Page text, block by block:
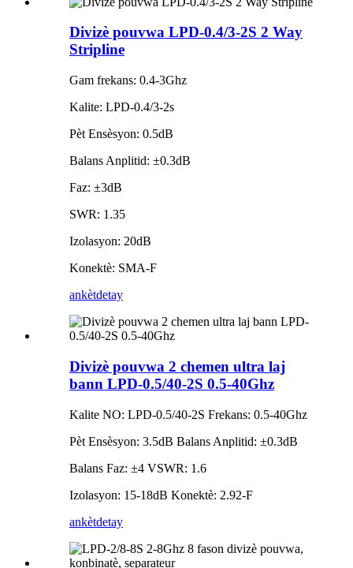
Divizè pouvwa LPD-0.4/3-2S 2 Way
Stripline
Gam frekans: 0.4-3Ghz
Kalite: LPD-0.4/3-2s
Pèt Ensèsyon: 0.5dB
Balans Anplitid: ±0.3dB
Faz: ±3dB
SWR: 1.35
Izolasyon: 20dB
Konektè: SMA-F
ankètdetay
Divizè pouvwa 2 chemen ultra laj
bann LPD-0.5/40-2S 0.5-40Ghz
Kalite NO: LPD-0.5/40-2S Frekans: 0.5-40Ghz
Pèt Ensèsyon: 3.5dB Balans Anplitid: ±0.3dB
Balans Faz: ±4 VSWR: 1.6
Izolasyon: 15-18dB Konektè: 2.92-F
ankètdetay